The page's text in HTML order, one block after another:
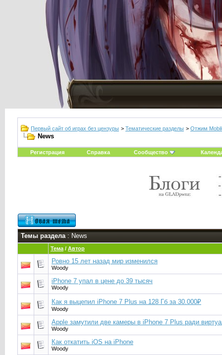
Первый сайт об играх без цензуры > Тематические разделы > Отжим
News
Регистрация Справка Сообщество
Темы раздела: News
Тема/ Автор
Ровно 15 лет назад мир изменился
Woody
iPhone 7 упал в цене до 39 тысяч
Woody
Как я выцепил iPhone 7 Plus на 128 Гб за 30.000₽
Woody
Apple замутили две камеры в iPhone 7 Plus ради
Woody
Как откатить iOS на iPhone
Woody